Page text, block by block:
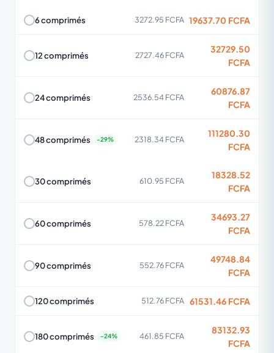
6 comprimés 3272.95 FCFA 19637.70 FCFA
12 comprimés 2727.46 FCFA
32729.50
FCFA
24 comprimés 2536.54 FCFA
60876.87
FCFA
48 comprimés 2318.34 FCFA
111280.30
FCFA
30 comprimés 610.95 FCFA
18328.52
FCFA
60 comprimés 578.22 FCFA
34693.27
FCFA
90 comprimés 552.76 FCFA
49748.84
FCFA
120 comprimés 512.76 FCFA 61531.46 FCFA
180 comprimés 461.85 FCFA
83132.93
FCFA